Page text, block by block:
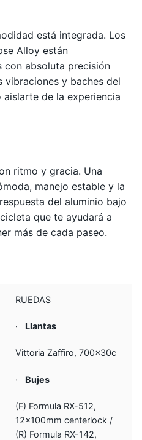
está integrada. Los
Alloy están
absoluta precisión
vibraciones y baches del
de la experiencia
ritmo y gracia. Una
manejo estable y la
del aluminio bajo
que te ayudará a
más de cada paseo.
RUEDAS
· Llantas
Vittoria Zaffiro, 700x30c
· Bujes
(F) Formula RX-512,
12x100mm centerlock /
(R) Formula RX-142,